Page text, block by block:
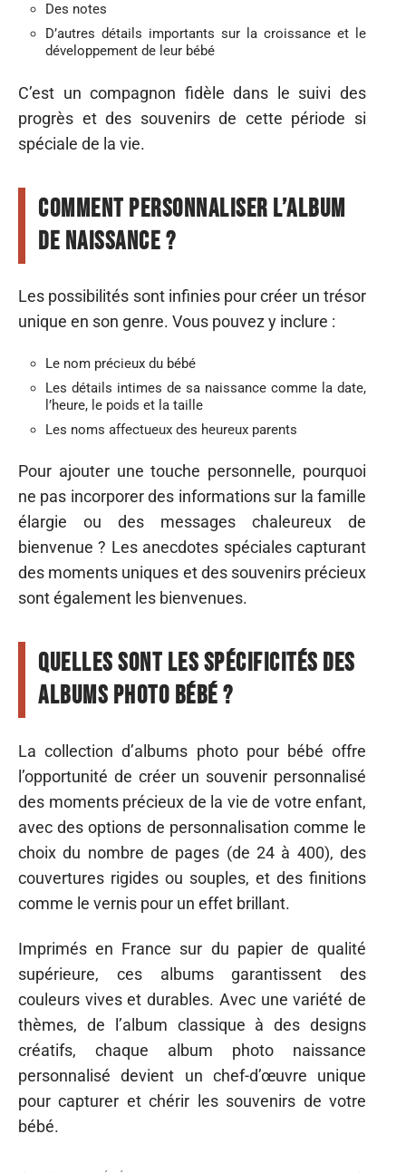
Des notes
D’autres détails importants sur la croissance et le
développement de leur bébé
C’est un compagnon fidèle dans le suivi des
progrès et des souvenirs de cette période si
spéciale de la vie.
Comment personnaliser l’album
de naissance ?
Les possibilités sont infinies pour créer un trésor
unique en son genre. Vous pouvez y inclure :
Le nom précieux du bébé
Les détails intimes de sa naissance comme la date,
l’heure, le poids et la taille
Les noms affectueux des heureux parents
Pour ajouter une touche personnelle, pourquoi
ne pas incorporer des informations sur la famille
élargie ou des messages chaleureux de
bienvenue ? Les anecdotes spéciales capturant
des moments uniques et des souvenirs précieux
sont également les bienvenues.
Quelles sont les spécificités des
albums photo bébé ?
La collection d’albums photo pour bébé offre
l’opportunité de créer un souvenir personnalisé
des moments précieux de la vie de votre enfant,
avec des options de personnalisation comme le
choix du nombre de pages (de 24 à 400), des
couvertures rigides ou souples, et des finitions
comme le vernis pour un effet brillant.
Imprimés en France sur du papier de qualité
supérieure, ces albums garantissent des
couleurs vives et durables. Avec une variété de
thèmes, de l’album classique à des designs
créatifs, chaque album photo naissance
personnalisé devient un chef-d’œuvre unique
pour capturer et chérir les souvenirs de votre
bébé.